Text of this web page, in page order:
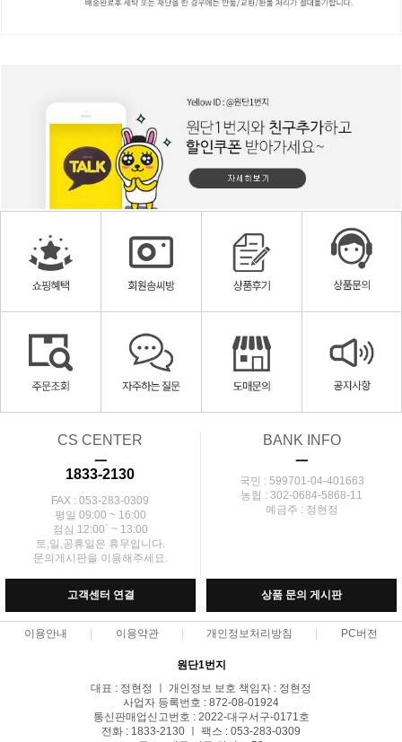
CS CENTER
ㅡ
1833-2130
FAX : 053-283-0309
평일 09:00 ~ 16:00
점심 12:00` ~ 13:00
토,일,공휴일은 휴무입니다.
문의게시판을 이용해주세요.
BANK INFO
ㅡ
국민 : 599701-04-401663
농협 : 302-0684-5868-11
예금주 : 정현정
고객센터 연결 상품 문의 게시판
이용안내 이용약관 개인정보처리방침 PC버전
원단1번지
대표 : 정현정 ㅣ 개인정보 보호 책임자 : 정현정
사업자 등록번호 : 872-08-01924
통신판매업신고번호 : 2022-대구서구-0171호
전화 : 1833-2130 ㅣ 팩스 : 053-283-0309